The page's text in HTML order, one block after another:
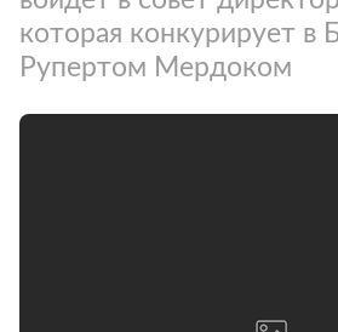
которая конкурирует в
Рупертом Мердоком